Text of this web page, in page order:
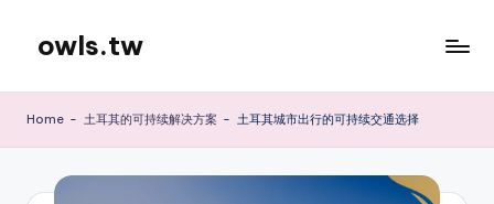
content
owls.tw
Home - 土耳其的可持续解决方案 - 土耳其城市出行的可持续交通选择